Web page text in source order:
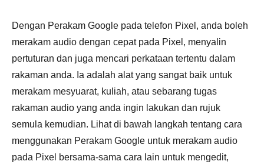
Dengan Perakam Google pada telefon Pixel, anda boleh
merakam audio dengan cepat pada Pixel, menyalin
pertuturan dan juga mencari perkataan tertentu dalam
rakaman anda. Ia adalah alat yang sangat baik untuk
merakam mesyuarat, kuliah, atau sebarang tugas
rakaman audio yang anda ingin lakukan dan rujuk
semula kemudian. Lihat di bawah langkah tentang cara
menggunakan Perakam Google untuk merakam audio
pada Pixel bersama-sama cara lain untuk mengedit,